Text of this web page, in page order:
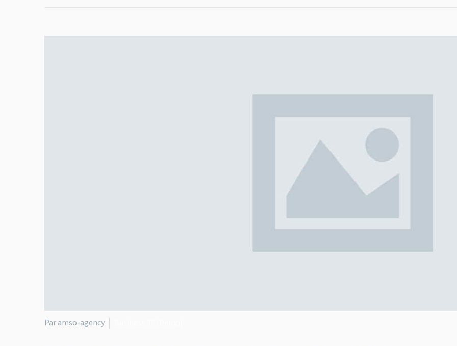
Par amso-agency